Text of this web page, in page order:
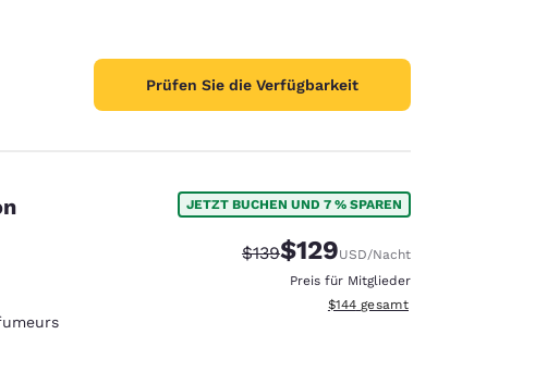
Prüfen Sie die Verfügbarkeit
JETZT BUCHEN UND 7 % SPAREN
Durchgestrichener Preis:
$139Vergünstigter Preis:
$129USD/Nacht
Preis für Mitglieder
Geschätzte Gesamtdetails
$144 gesamt